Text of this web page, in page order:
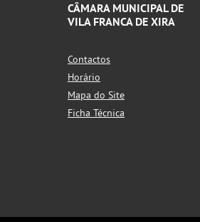
CÂMARA MUNICIPAL DE
VILA FRANCA DE XIRA
Contactos
Horário
Mapa do Site
Ficha Técnica